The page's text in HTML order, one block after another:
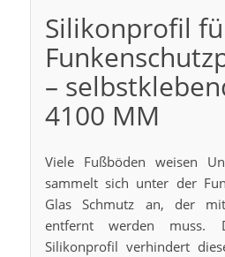
Silikonprofil
–
4100 MM
Viele Fußböden weisen
sammelt sich unter der
Glas Schmutz an, der
entfernt werden muss.
Silikonprofil verhindert